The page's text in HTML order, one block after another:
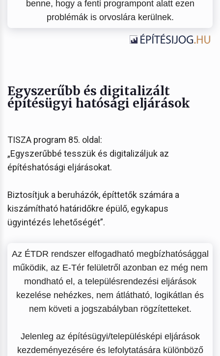
benne, hogy a fenti programpont alatt ezen
problémák is orvoslára kerülnek.
Egyszerűbb és digitalizált
építésügyi hatósági eljárások
TISZA program 85. oldal:
„Egyszerűbbé tesszük és digitalizáljuk az
építéshatósági eljárásokat.
Biztosítjuk a beruházók, építtetők számára a
kiszámítható határidőkre épülő, egykapus
ügyintézés lehetőségét”.
Az ÉTDR rendszer elfogadható megbízhatósággal
működik, az E-Tér felületről azonban ez még nem
mondható el, a településrendezési eljárások
kezelése nehézkes, nem átlátható, logikátlan és
nem követi a jogszabályban rögzítetteket.
Jelenleg az építésügyi/településképi eljárások
kezdeményezésére és lefolytatására különböző